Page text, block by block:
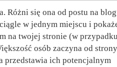
Różni się ona od postu na
w jednym miejscu i
na twojej stronie (w
osób zaczyna od strony
przedstawia ich potencjalnym